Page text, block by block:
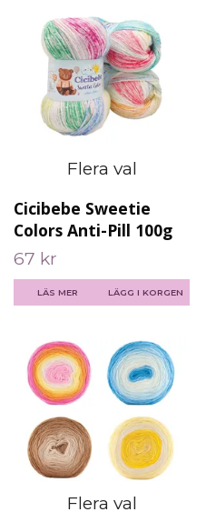
Flera val
Cicibebe Sweetie
Colors Anti-Pill 100g
67 kr
LÄS MER LÄGG I KORGEN
Flera val